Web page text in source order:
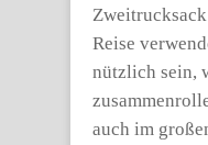
Reise
nützlich sein,
auch im